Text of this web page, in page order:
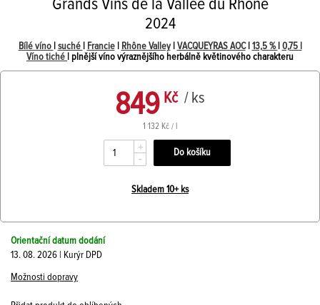
Grands Vins de la Vallée du Rhone
2024
Bílé víno suché Francie| Rhône Valley| VACQUEYRAS AOC| 13,5 % 0,75 l
Víno tiché
| plnější víno výraznějšího herbálně květinového charakteru
849 Kč / ks
1 132 Kč / l
+
-
Skladem 10+ ks
Orientační datum dodání
13. 08. 2026 | Kurýr DPD
Možnosti dopravy